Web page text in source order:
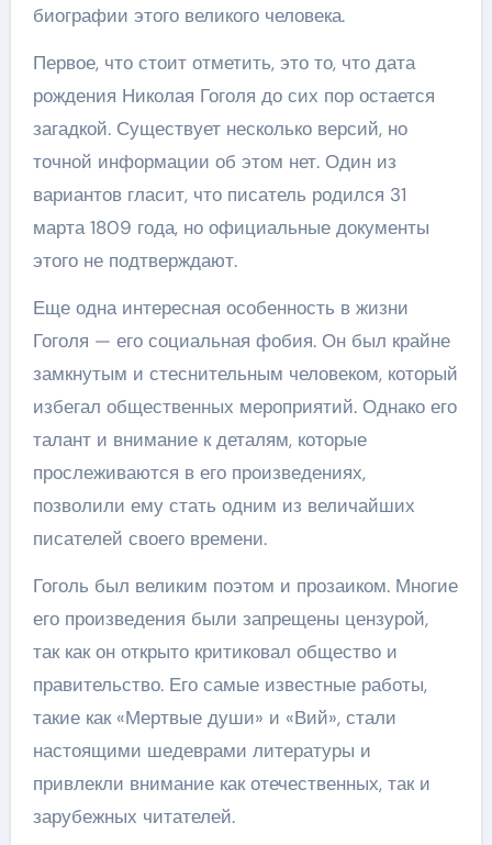
биографии этого великого человека.
Первое, что стоит отметить, это то, что дата
рождения Николая Гоголя до сих пор остается
загадкой. Существует несколько версий, но
точной информации об этом нет. Один из
вариантов гласит, что писатель родился 31
марта 1809 года, но официальные документы
этого не подтверждают.
Еще одна интересная особенность в жизни
Гоголя — его социальная фобия. Он был крайне
замкнутым и стеснительным человеком, который
избегал общественных мероприятий. Однако его
талант и внимание к деталям, которые
прослеживаются в его произведениях,
позволили ему стать одним из величайших
писателей своего времени.
Гоголь был великим поэтом и прозаиком. Многие
его произведения были запрещены цензурой,
так как он открыто критиковал общество и
правительство. Его самые известные работы,
такие как «Мертвые души» и «Вий», стали
настоящими шедеврами литературы и
привлекли внимание как отечественных, так и
зарубежных читателей.